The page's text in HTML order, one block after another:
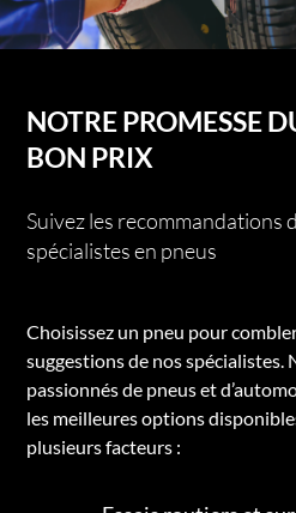
NOTRE PROMESSE
BON PRIX
Suivez les recommandations
spécialistes en pneus
Choisissez un pneu pour
suggestions de nos spécialistes.
passionnés de pneus et
les meilleures options
plusieurs facteurs :